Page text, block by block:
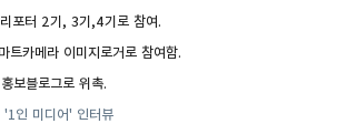
터 2기, 3기,4기로 참여.
카메라 이미지로거로 참여함.
보블로그로 위촉.
인 미디어' 인터뷰